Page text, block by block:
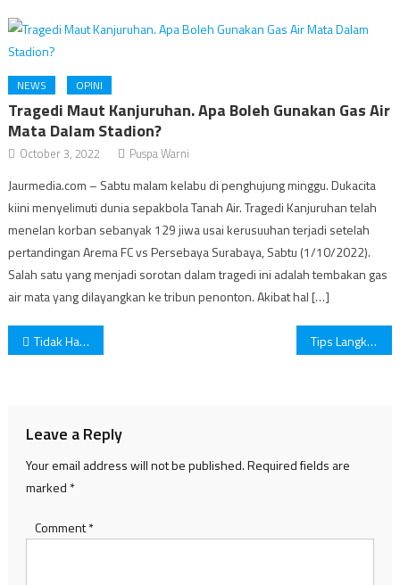
NEWS OPINI
Tragedi Maut Kanjuruhan. Apa Boleh Gunakan Gas Air
Mata Dalam Stadion?
October 3, 2022 Puspa Warni
Jaurmedia.com – Sabtu malam kelabu di penghujung minggu. Dukacita
kiini menyelimuti dunia sepakbola Tanah Air. Tragedi Kanjuruhan telah
menelan korban sebanyak 129 jiwa usai kerusuuhan terjadi setelah
pertandingan Arema FC vs Persebaya Surabaya, Sabtu (1/10/2022).
Salah satu yang menjadi sorotan dalam tragedi ini adalah tembakan gas
air mata yang dilayangkan ke tribun penonton. Akibat hal […]
Post
Tidak Hanya Manusia. Simak Beberapa Hewan Yang Ternyata Setia Tips Langkah Sukses Memulai Karir Bagi Fresh Graduate
Leave a Reply
Your email address will not be published.Required fields are
marked *
Comment*